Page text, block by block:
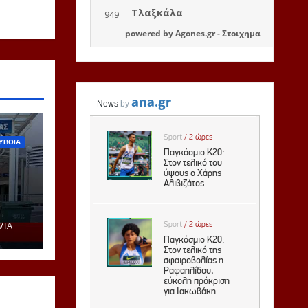
powered byAgones.gr-Στοιχημα